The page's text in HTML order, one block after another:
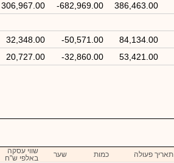
386,463.00
-682,969.00
306,967.00
84,134.00
-50,571.00
32,348.00
53,421.00
-32,860.00
20,727.00
תאריך פעולה כמות שער
שווי עסקה
באלפי ש"ח